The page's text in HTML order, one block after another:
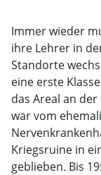
Immer wieder
ihre Lehrer in
Standorte
eine erste
das Areal an
war vom
Kriegsruine in
geblieben. Bis